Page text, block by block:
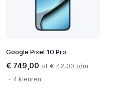
Google Pixel 10 Pro
€ 749,00 of € 42,00 p/m
4 kleuren